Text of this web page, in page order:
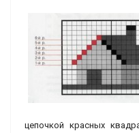
цепочкой красных